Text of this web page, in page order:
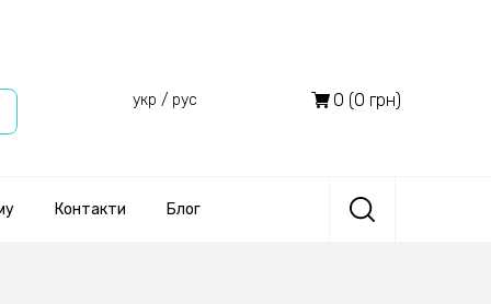
укр / рус 0 (0 грн)
Контакти Блог